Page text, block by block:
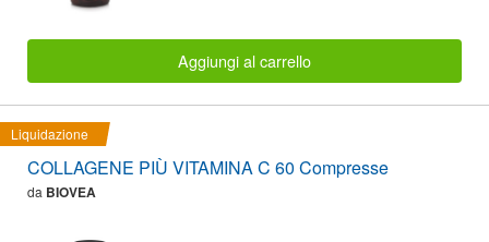
Aggiungi al carrello
Liquidazione
COLLAGENE PIÙ VITAMINA C 60 Compresse
da BIOVEA